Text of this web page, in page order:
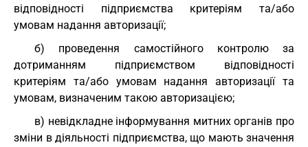
відповідності підприємства критеріям та/або
умовам надання авторизації;
б) проведення самостійного контролю за
дотриманням підприємством відповідності
критеріям та/або умовам надання авторизації та
умовам, визначеним такою авторизацією;
в) невідкладне інформування митних органів про
зміни в діяльності підприємства, що мають значення